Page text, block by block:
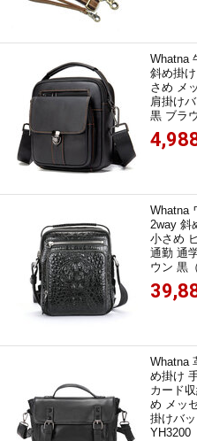
Whatna
斜め掛
さめ メ
肩掛け
黒 ブラ
Whatna
2way 斜
小さめ
通勤 通
ウン 黒
Whatna
め掛け
カード
め メッ
掛けバ
YH3200